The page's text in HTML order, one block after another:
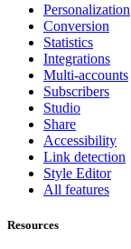
Personalization
Conversion
Statistics
Integrations
Multi-accounts
Subscribers
Studio
Share
Accessibility
Link detection
Style Editor
All features
Resources